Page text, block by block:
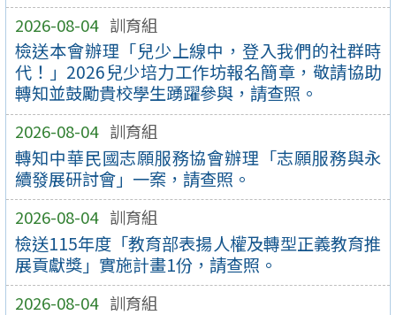
2026-08-04 訓育組
檢送本會辦理「兒少上線中，登入我們的社群時
代！」2026兒少培力工作坊報名簡章，敬請協助
轉知並鼓勵貴校學生踴躍參與，請查照。
2026-08-04 訓育組
轉知中華民國志願服務協會辦理「志願服務與永
續發展研討會」一案，請查照。
2026-08-04 訓育組
檢送115年度「教育部表揚人權及轉型正義教育推
展貢獻獎」實施計畫1份，請查照。
2026-08-04 訓育組